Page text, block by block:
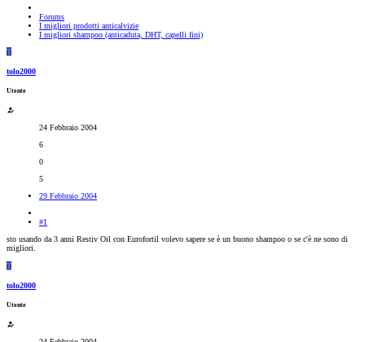
Forums
I migliori prodotti anticalvizie
I migliori shampoo (anticaduta, DHT, capelli fini)
T
tolo2000
Utente
24 Febbraio 2004
6
0
5
29 Febbraio 2004
#1
sto usando da 3 anni Restiv Oil con Eurofortil volevo sapere se è un buono shampoo o se c'è ne sono di
migliori.
T
tolo2000
Utente